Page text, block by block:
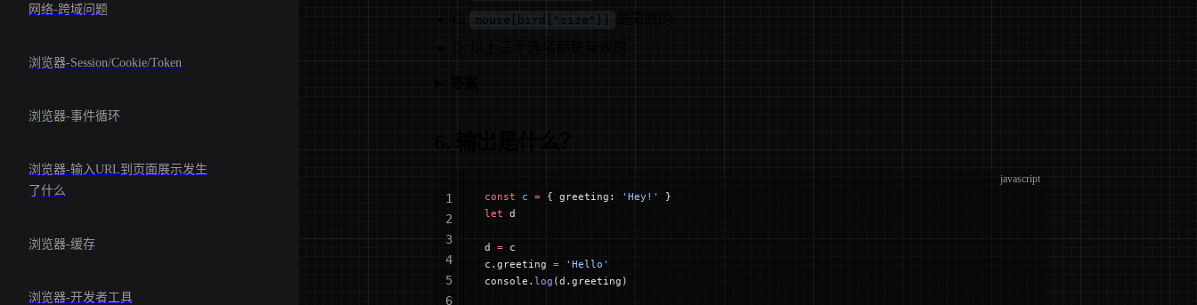
网络-跨域问题
浏览器-Session/Cookie/Token
浏览器-事件循环
浏览器-输入URL到页面展示发生
了什么
浏览器-缓存
浏览器-开发者工具
C:
mouse[bird["size"]]
是无效的
D: 以上三个选项都是有效的
答案
6. 输出是什么？
javascript
const c = { greeting: 'Hey!'
}
let d
d = c
c.greeting = 'Hello'
console. log (d.greeting)
1
2
3
4
5
6